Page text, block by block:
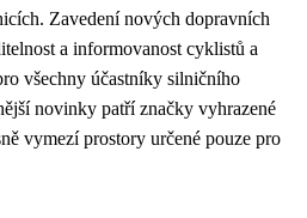
Zavedení nových dopravních
a informovanost cyklistů a
všechny účastníky silničního
novinky patří značky vyhrazené
vymezí prostory určené pouze pro